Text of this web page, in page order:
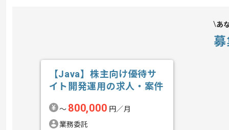
あ
【Java】株主向け優待サ
イト開発運用の求人・案件
〜 800,000 円／月
業務委託